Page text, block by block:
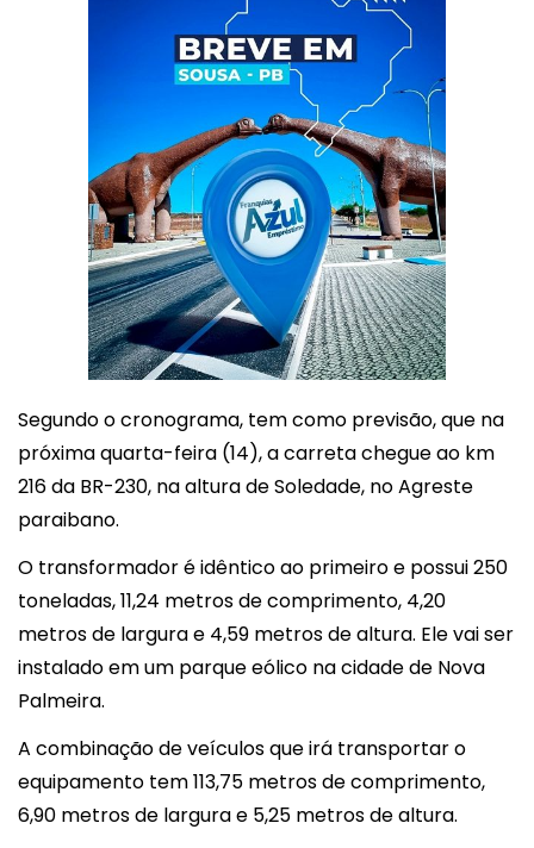
Segundo o cronograma, tem como previsão, que na
próxima quarta-feira (14), a carreta chegue ao km
216 da BR-230, na altura de Soledade, no Agreste
paraibano.
O transformador é idêntico ao primeiro e possui 250
toneladas, 11,24 metros de comprimento, 4,20
metros de largura e 4,59 metros de altura. Ele vai ser
instalado em um parque eólico na cidade de Nova
Palmeira.
A combinação de veículos que irá transportar o
equipamento tem 113,75 metros de comprimento,
6,90 metros de largura e 5,25 metros de altura.